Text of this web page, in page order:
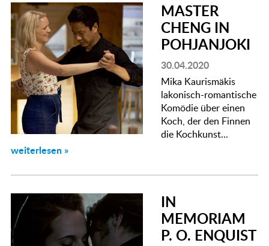
MASTER
CHENG IN
POHJANJOKI
30.04.2020
Mika Kaurismäkis
lakonisch-romantische
Komödie über einen
Koch, der den Finnen
die Kochkunst...
weiterlesen »
IN
MEMORIAM
P. O. ENQUIST